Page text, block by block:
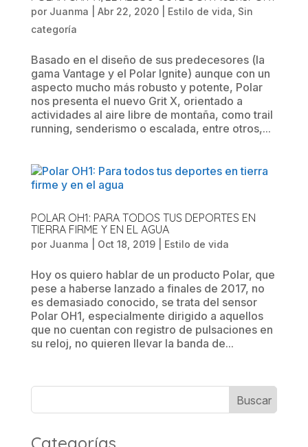
por Juanma Abr 22, 2020| Estilo de vida Sin
categoría
Basado en el diseño de sus predecesores (la
gama Vantage y el Polar Ignite) aunque con un
aspecto mucho más robusto y potente, Polar
nos presenta el nuevo Grit X, orientado a
actividades al aire libre de montaña, como trail
running, senderismo o escalada, entre otros,...
POLAR OH1: PARA TODOS TUS DEPORTES EN
TIERRA FIRME Y EN EL AGUA
por Juanma Oct 18, 2019| Estilo de vida
Hoy os quiero hablar de un producto Polar, que
pese a haberse lanzado a finales de 2017, no
es demasiado conocido, se trata del sensor
Polar OH1, especialmente dirigido a aquellos
que no cuentan con registro de pulsaciones en
su reloj, no quieren llevar la banda de...
Categorías